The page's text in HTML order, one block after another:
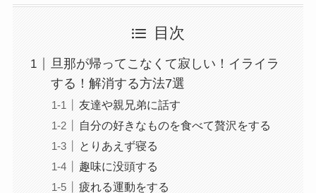
目次
旦那が帰ってこなくて寂しい！イライラ
する！解消する方法7選
友達や親兄弟に話す
自分の好きなものを食べて贅沢をする
とりあえず寝る
趣味に没頭する
疲れる運動をする